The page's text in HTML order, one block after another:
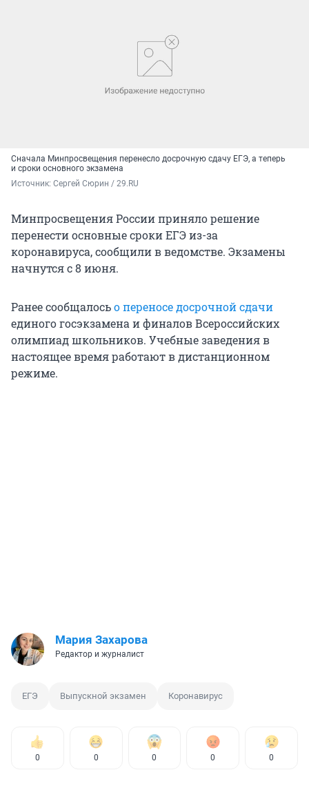
Сначала Минпросвещения перенесло досрочную сдачу ЕГЭ, а теперь
и сроки основного экзамена
Источник: Сергей Сюрин / 29.RU
Минпросвещения России приняло решение
перенести основные сроки ЕГЭ из-за
коронавируса, сообщили в ведомстве. Экзамены
начнутся с 8 июня.
Ранее сообщалосьо переносе досрочной сдачи
единого госэкзамена и финалов Всероссийских
олимпиад школьников. Учебные заведения в
настоящее время работают в дистанционном
режиме.
Мария Захарова
Редактор и журналист
ЕГЭ Выпускной экзамен Коронавирус
0 0 0 0 0